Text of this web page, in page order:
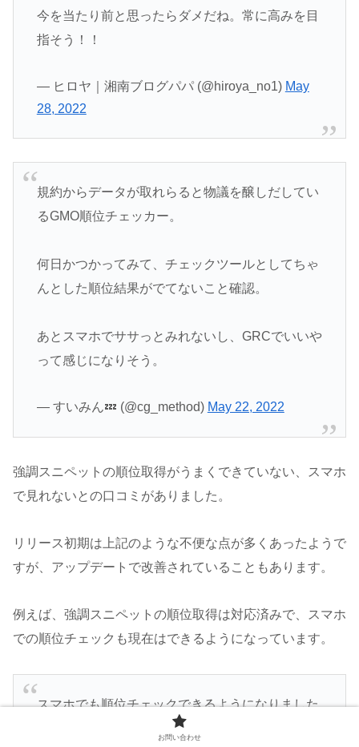
今を当たり前と思ったらダメだね。常に高みを目
指そう！！
— ヒロヤ｜湘南ブログパパ (@hiroya_no1) May
28, 2022
規約からデータが取れらると物議を醸しだしてい
るGMO順位チェッカー。
何日かつかってみて、チェックツールとしてちゃ
んとした順位結果がでてないこと確認。
あとスマホでササっとみれないし、GRCでいいや
って感じになりそう。
— すいみん💤 (@cg_method) May 22, 2022
強調スニペットの順位取得がうまくできていない、スマホ
で見れないとの口コミがありました。
リリース初期は上記のような不便な点が多くあったようで
すが、アップデートで改善されていることもあります。
例えば、強調スニペットの順位取得は対応済みで、スマホ
での順位チェックも現在はできるようになっています。
スマホでも順位チェックできるようになりました
ので是非！お試しください。
お問い合わせ